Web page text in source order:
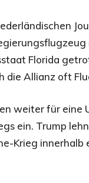
Florida
die Allianz oft
weiter für eine
ein. Trump
Krieg innerhalb